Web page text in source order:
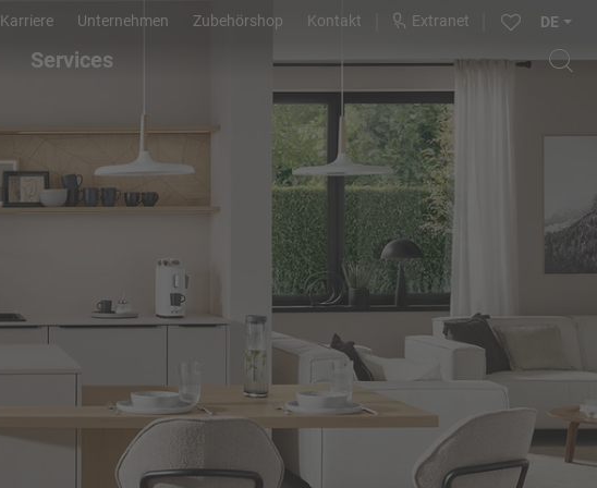
Karriere Unternehmen Zubehörshop Kontakt Extranet DE
Services